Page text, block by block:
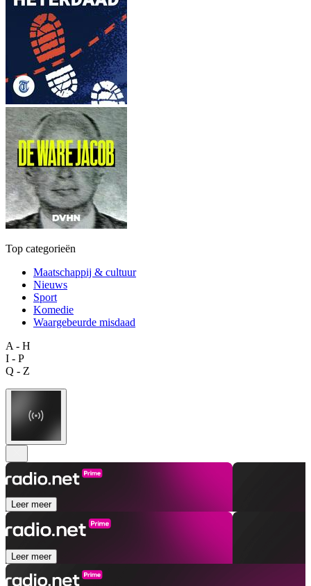
Top categorieën
Maatschappij & cultuur
Nieuws
Sport
Komedie
Waargebeurde misdaad
A - H
I - P
Q - Z
Leer meer
Leer meer